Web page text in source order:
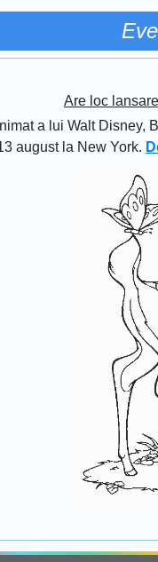
Are loc
a lui Walt
august la New York.